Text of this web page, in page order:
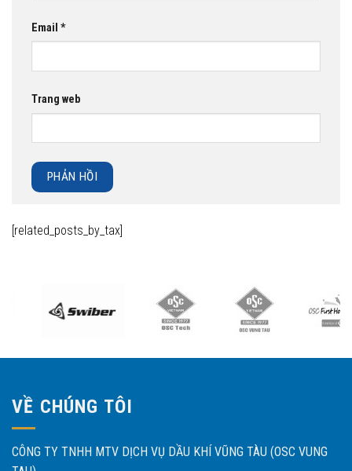
Email *
Trang web
[related_posts_by_tax]
VỀ CHÚNG TÔI
CÔNG TY TNHH MTV DỊCH VỤ DẦU KHÍ VŨNG TÀU (OSC VUNG